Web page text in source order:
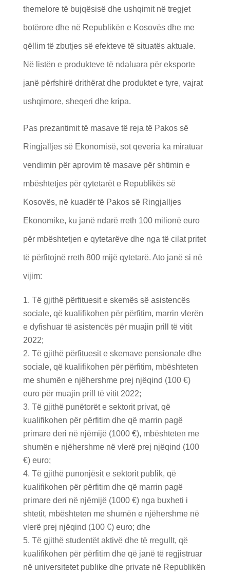
themelore të bujqësisë dhe ushqimit në tregjet
botërore dhe në Republikën e Kosovës dhe me
qëllim të zbutjes së efekteve të situatës aktuale.
Në listën e produkteve të ndaluara për eksporte
janë përfshirë drithërat dhe produktet e tyre, vajrat
ushqimore, sheqeri dhe kripa.
Pas prezantimit të masave të reja të Pakos së
Ringjalljes së Ekonomisë, sot qeveria ka miratuar
vendimin për aprovim të masave për shtimin e
mbështetjes për qytetarët e Republikës së
Kosovës, në kuadër të Pakos së Ringjalljes
Ekonomike, ku janë ndarë rreth 100 milionë euro
për mbështetjen e qytetarëve dhe nga të cilat pritet
të përfitojnë rreth 800 mijë qytetarë. Ato janë si në
vijim:
Të gjithë përfituesit e skemës së asistencës
sociale, që kualifikohen për përfitim, marrin vlerën
e dyfishuar të asistencës për muajin prill të vitit
2022;
Të gjithë përfituesit e skemave pensionale dhe
sociale, që kualifikohen për përfitim, mbështeten
me shumën e njëhershme prej njëqind (100 €)
euro për muajin prill të vitit 2022;
Të gjithë punëtorët e sektorit privat, që
kualifikohen për përfitim dhe që marrin pagë
primare deri në njëmijë (1000 €), mbështeten me
shumën e njëhershme në vlerë prej njëqind (100
€) euro;
Të gjithë punonjësit e sektorit publik, që
kualifikohen për përfitim dhe që marrin pagë
primare deri në njëmijë (1000 €) nga buxheti i
shtetit, mbështeten me shumën e njëhershme në
vlerë prej njëqind (100 €) euro; dhe
Të gjithë studentët aktivë dhe të rregullt, që
kualifikohen për përfitim dhe që janë të regjistruar
në universitetet publike dhe private në Republikën